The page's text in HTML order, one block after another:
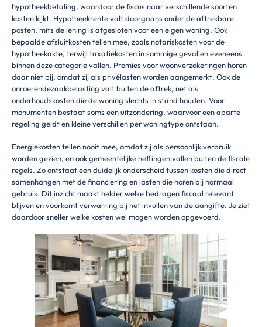
hypotheekbetaling, waardoor de fiscus naar verschillende soorten
kosten kijkt. Hypotheekrente valt doorgaans onder de aftrekbare
posten, mits de lening is afgesloten voor een eigen woning. Ook
bepaalde afsluitkosten tellen mee, zoals notariskosten voor de
hypotheekakte, terwijl taxatiekosten in sommige gevallen eveneens
binnen deze categorie vallen. Premies voor woonverzekeringen horen
daar niet bij, omdat zij als privélasten worden aangemerkt. Ook de
onroerendezaakbelasting valt buiten de aftrek, net als
onderhoudskosten die de woning slechts in stand houden. Voor
monumenten bestaat soms een uitzondering, waarvoor een aparte
regeling geldt en kleine verschillen per woningtype ontstaan.
Energiekosten tellen nooit mee, omdat zij als persoonlijk verbruik
worden gezien, en ook gemeentelijke heffingen vallen buiten de fiscale
regels. Zo ontstaat een duidelijk onderscheid tussen kosten die direct
samenhangen met de financiering en lasten die horen bij normaal
gebruik. Dit inzicht maakt helder welke bedragen fiscaal relevant
blijven en voorkomt verwarring bij het invullen van de aangifte. Je ziet
daardoor sneller welke kosten wel mogen worden opgevoerd.